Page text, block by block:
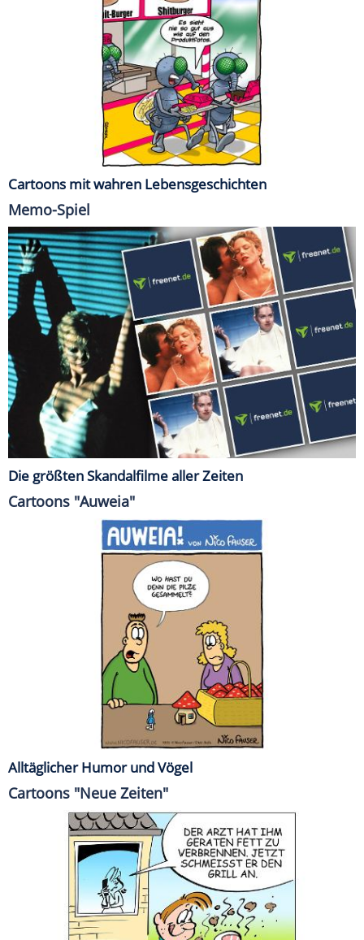
Cartoons mit wahren Lebensgeschichten
Memo-Spiel
Die größten Skandalfilme aller Zeiten
Cartoons "Auweia"
Alltäglicher Humor und Vögel
Cartoons "Neue Zeiten"